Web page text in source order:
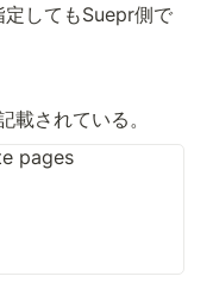
定してもSuepr側で
載されている。